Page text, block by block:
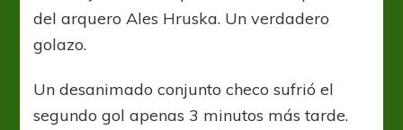
del arquero Ales Hruska. Un verdadero
golazo.
Un desanimado conjunto checo sufrió el
segundo gol apenas 3 minutos más tarde.